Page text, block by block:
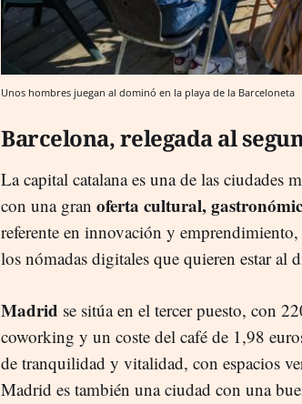
Unos hombres juegan al dominó en la playa de la Barceloneta
Barcelona, relegada al
La capital catalana es una de las ciudades
con una gran oferta cultural,
referente en innovación y
los nómadas digitales que quieren estar al
Madrid se sitúa en el tercer puesto, con
coworking y un coste del café de 1,98
de tranquilidad y vitalidad, con espacios
Madrid es también una ciudad con una